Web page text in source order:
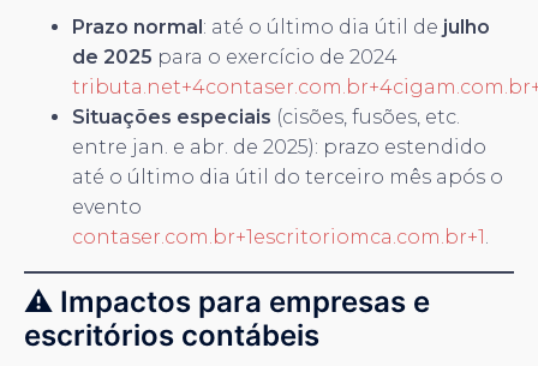
Prazo normal: até o último dia útil de julho
de 2025 para o exercício de 2024
Situações especiais (cisões, fusões, etc.
entre jan. e abr. de 2025): prazo estendido
até o último dia útil do terceiro mês após o
evento
contaser.com.br+1escritoriomca.com.br+1
⚠️ Impactos para empresas e
escritórios contábeis